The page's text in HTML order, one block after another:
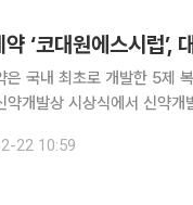
‘코대원에스시럽’,
은 국내 최초로 개발한 5제
개발상 시상식에서 신약개발부문
생약 성분인 펠라고니움
22 10:59